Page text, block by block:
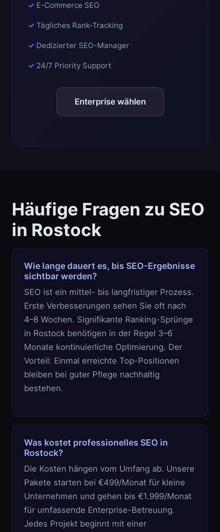
E-Commerce SEO
Tägliches Rank-Tracking
Dedizierter SEO-Manager
24/7 Priority Support
Enterprise wählen
Häufige Fragen zu SEO
in Rostock
Wie lange dauert es, bis SEO-Ergebnisse
sichtbar werden?
SEO ist ein mittel- bis langfristiger Prozess.
Erste Verbesserungen sehen Sie oft nach
4–8 Wochen. Signifikante Ranking-Sprünge
in Rostock benötigen in der Regel 3–6
Monate kontinuierliche Optimierung. Der
Vorteil: Einmal erreichte Top-Positionen
bleiben bei guter Pflege nachhaltig
bestehen.
Was kostet professionelles SEO in
Rostock?
Die Kosten hängen vom Umfang ab. Unsere
Pakete starten bei €499/Monat für kleine
Unternehmen und gehen bis €1.999/Monat
für umfassende Enterprise-Betreuung.
Jedes Projekt beginnt mit einer